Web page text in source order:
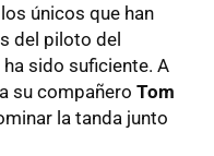
únicos que han
del piloto del
sido suficiente. A
su compañero Tom
la tanda junto